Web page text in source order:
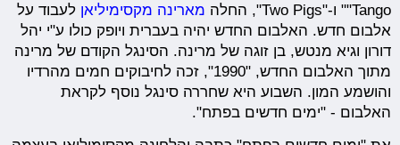
"Tango" ו-"Two Pigs", החלה
מארינה מקסימיליאן לעבוד על
אלבום חדש. האלבום החדש יהיה בעברית ויופק כולו ע"י יהל
דורון וגיא מנטש, בן זוגה של מרינה. הסינגל הקודם של מרינה
מתוך האלבום החדש, "1990", זכה לחיבוקים חמים מהרדיו
והושמע המון. השבוע היא שחררה סינגל נוסף לקראת
האלבום - "ימים חדשים בפתח".